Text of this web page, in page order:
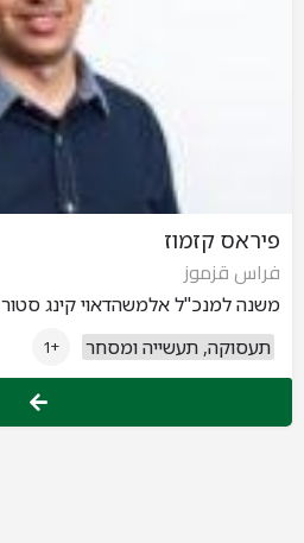
פיראס קזמוז
فراس قزموز
משנה למנכ"ל אלמשהדאוי קינג סטור
תעסוקה, תעשייה ומסחר
+1